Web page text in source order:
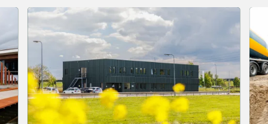
Nieuws
Over ons
Werken bij
Wonen